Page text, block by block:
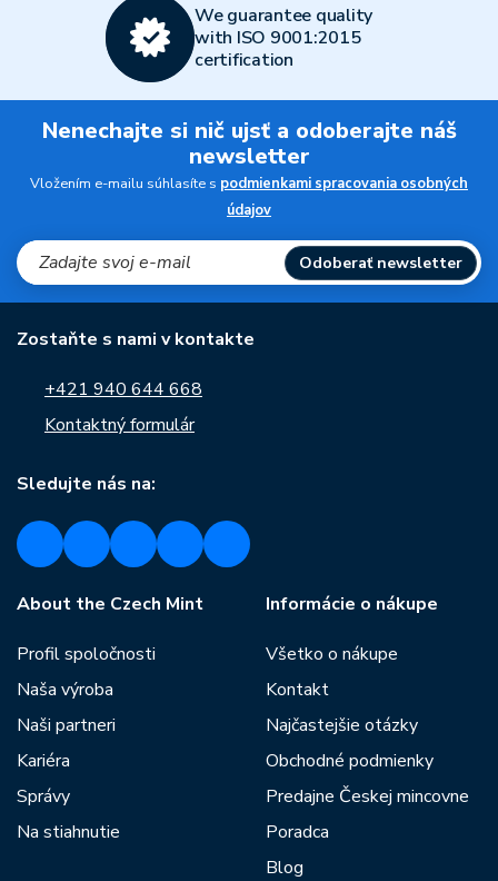
We guarantee quality
with ISO 9001:2015
certification
Nenechajte si nič ujsť a odoberajte náš
newsletter
Vložením e-mailu súhlasíte s podmienkami spracovania osobných
údajov
Odoberať newsletter
Zostaňte s nami v kontakte
+421 940 644 668
Kontaktný formulár
Sledujte nás na:
About the Czech Mint
Profil spoločnosti
Naša výroba
Naši partneri
Kariéra
Správy
Na stiahnutie
Informácie o nákupe
Všetko o nákupe
Kontakt
Najčastejšie otázky
Obchodné podmienky
Predajne Českej mincovne
Poradca
Blog